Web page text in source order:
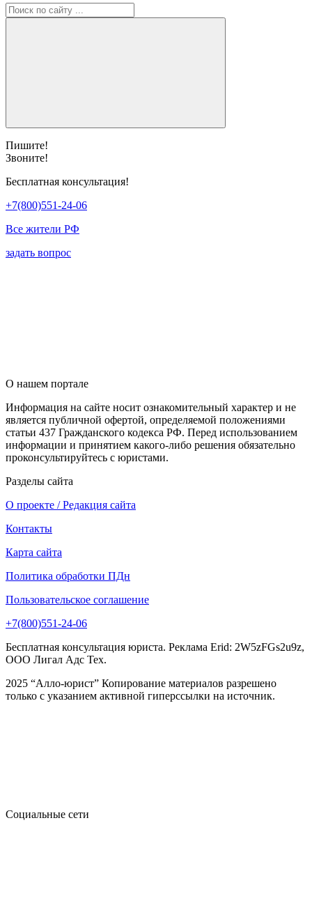
Пишите!
Звоните!
Бесплатная консультация!
+7(800)551-24-06
Все жители РФ
задать вопрос
О нашем портале
Информация на сайте носит ознакомительный характер и не
является публичной офертой, определяемой положениями
статьи 437 Гражданского кодекса РФ. Перед использованием
информации и принятием какого-либо решения обязательно
проконсультируйтесь с юристами.
Разделы сайта
О проекте / Редакция сайта
Контакты
Карта сайта
Политика обработки ПДн
Пользовательское соглашение
+7(800)551-24-06
Бесплатная консультация юриста. Реклама Erid: 2W5zFGs2u9z,
ООО Лигал Адс Тех.
2025 “Алло-юрист” Копирование материалов разрешено
только с указанием активной гиперссылки на источник.
Социальные сети